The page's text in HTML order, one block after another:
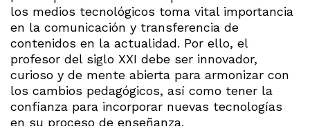
los medios tecnológicos toma vital importancia
en la comunicación y transferencia de
contenidos en la actualidad. Por ello, el
profesor del siglo XXI debe ser innovador,
curioso y de mente abierta para armonizar con
los cambios pedagógicos, así como tener la
confianza para incorporar nuevas tecnologías
en su proceso de enseñanza.